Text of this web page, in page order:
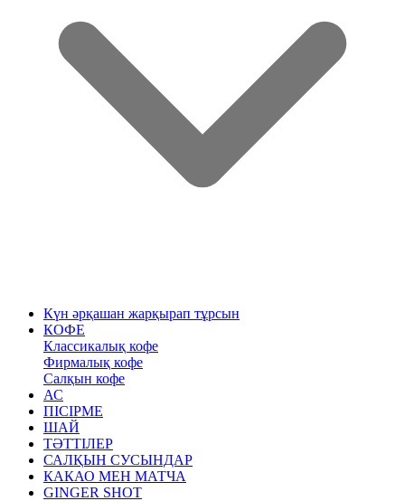
Күн әрқашан жарқырап тұрсын
КОФЕ
Классикалық кофе
Фирмалық кофе
Салқын кофе
АС
ПІСІРМЕ
ШАЙ
ТӘТТІЛЕР
САЛҚЫН СУСЫНДАР
КАКАО МЕН МАТЧА
GINGER SHOT